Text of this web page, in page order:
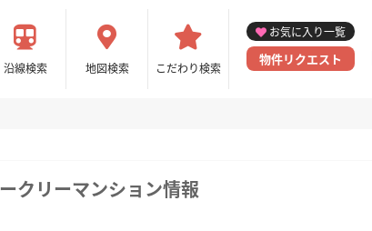
沿線検索 地図検索 こだわり検索
お気に入り一覧
物件リクエスト
クリーマンション情報